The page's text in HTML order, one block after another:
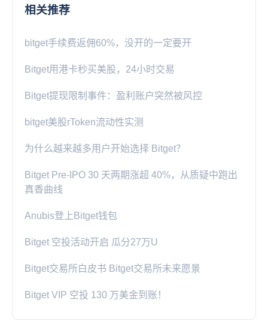
相关推荐
bitget手续费返佣60%，没开的一定要开
Bitget用港卡秒买美股，24小时交易
Bitget提现限制事件：盈利账户突然被风控
bitget美股rToken流动性实测
为什么越来越多用户开始选择 Bitget？
Bitget Pre-IPO 30 天两期涨超 40%，从质疑中跑出
真香曲线
Anubis登上Bitget钱包
Bitget 空投活动开启 瓜分27万U
Bitget交易所白皮书 Bitget交易所未来愿景
Bitget VIP 空投 130 万美金到账！